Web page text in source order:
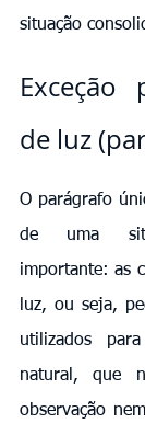
situação
Exceção
de luz
O parágrafo
de uma
importante: as
luz, ou seja,
utilizados
natural, que
observação